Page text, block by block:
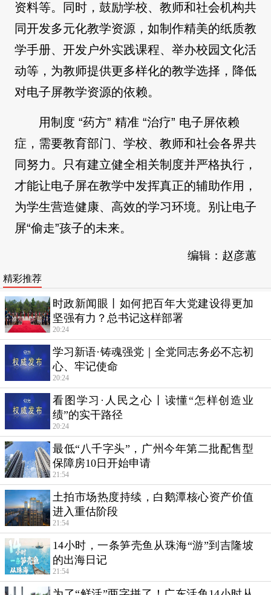
资料等。同时，鼓励学校、教师和社会机构共
同开发多元化教学资源，如制作精美的纸质教
学手册、开发户外实践课程、举办校园文化活
动等，为教师提供更多样化的教学选择，降低
对电子屏教学资源的依赖。
用制度 “药方” 精准 “治疗” 电子屏依赖
症，需要教育部门、学校、教师和社会各界共
同努力。只有建立健全相关制度并严格执行，
才能让电子屏在教学中发挥真正的辅助作用，
为学生营造健康、高效的学习环境。别让电子
屏“偷走”孩子的未来。
编辑：赵彦蕙
精彩推荐